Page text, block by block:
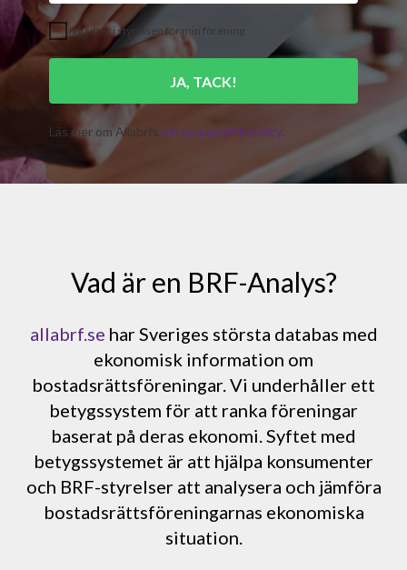
Jag sitter i styrelsen för min förening
JA, TACK!
Läs mer om Allabrfs personuppgiftspolicy.
Vad är en BRF-Analys?
allabrf.se har Sveriges största databas med
ekonomisk information om
bostadsrättsföreningar. Vi underhåller ett
betygssystem för att ranka föreningar
baserat på deras ekonomi. Syftet med
betygssystemet är att hjälpa konsumenter
och BRF-styrelser att analysera och jämföra
bostadsrättsföreningarnas ekonomiska
situation.